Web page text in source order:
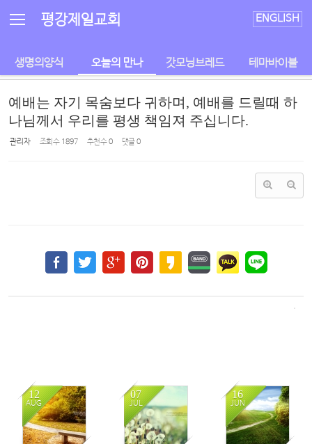
평강제일교회 ENGLISH
생명의양식 오늘의 만나 갓모닝브레드 테마바이블
예배는 자기 목숨보다 귀하며, 예배를 드릴때 하
나님께서 우리를 평생 책임져 주십니다.
관리자 조회 수 1897 추천 수0 댓글0
12
AUG
07
JUL
16
JUN